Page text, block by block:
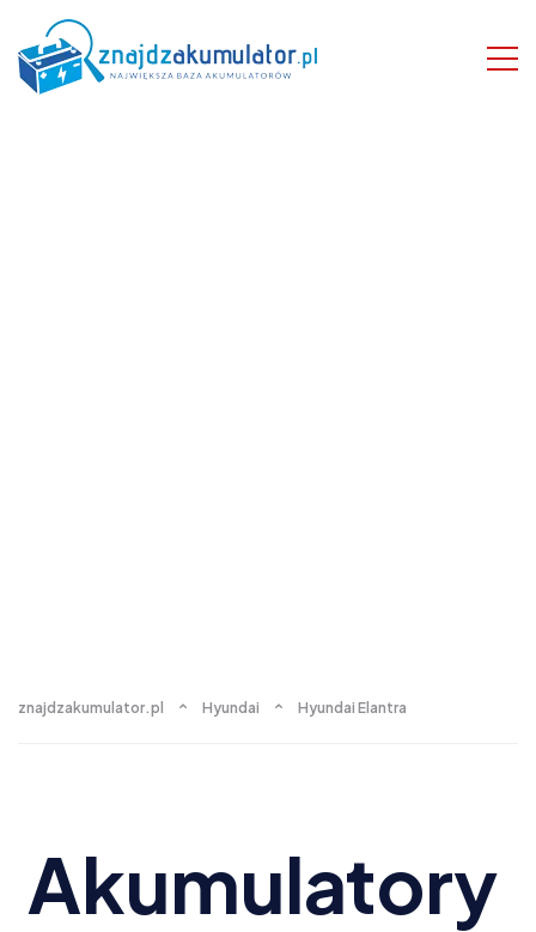
znajdzakumulator.pl Hyundai Hyundai Elantra
Akumulatory